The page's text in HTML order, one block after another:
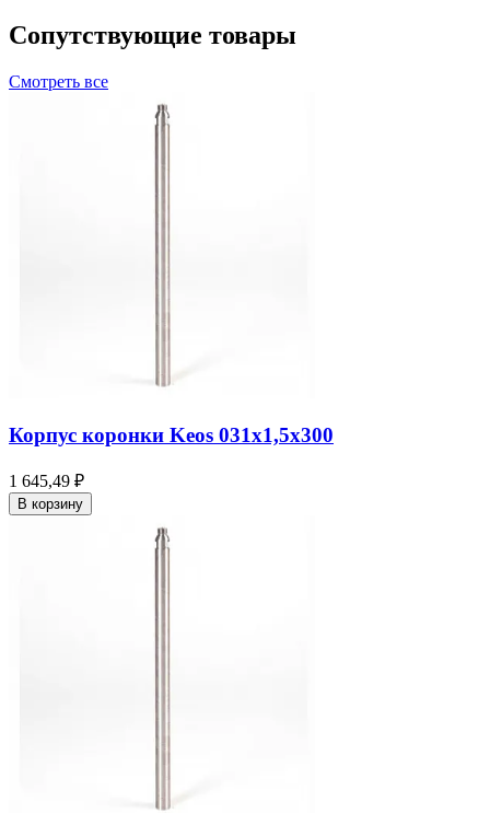
Сопутствующие товары
Смотреть все
Корпус коронки Keos 031x1,5x300
1 645,49 ₽
В корзину